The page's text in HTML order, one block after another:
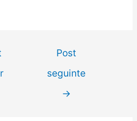
Post
seguinte
→